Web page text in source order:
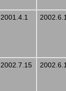
2001.4.1
2002.7.15